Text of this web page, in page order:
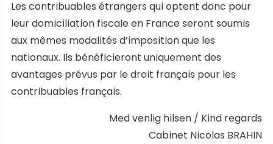
Les contribuables étrangers qui optent donc pour
leur domiciliation fiscale en France seront soumis
aux mêmes modalités d’imposition que les
nationaux. Ils bénéficieront uniquement des
avantages prévus par le droit français pour les
contribuables français.
Med venlig hilsen / Kind regards
Cabinet Nicolas BRAHIN